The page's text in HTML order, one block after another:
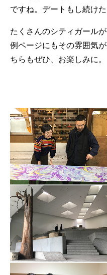
ですね。デートもし続けた
たくさんのシティガール
例ページにもその雰囲気
ちらもぜひ、お楽しみに。